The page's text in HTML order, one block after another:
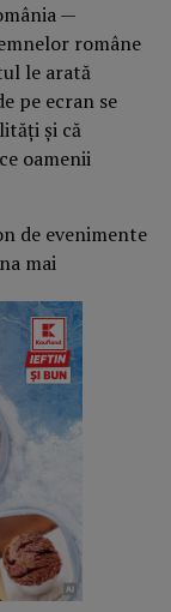
—
române
le arată
pe ecran se
și că
oamenii